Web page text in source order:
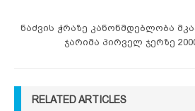
ნაძვის ჭრაზე კანონმდებლობა
ჯარიმა პირველ ჯერზე
RELATED ARTICLES